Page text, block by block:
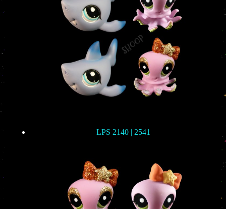
LPS 2140 | 2541